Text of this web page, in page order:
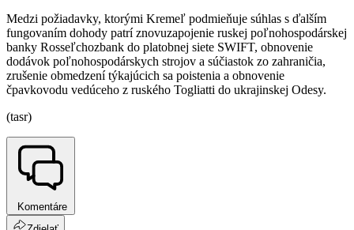
Medzi požiadavky, ktorými Kremeľ podmieňuje súhlas s ďalším
fungovaním dohody patrí znovuzapojenie ruskej poľnohospodárskej
banky Rosseľchozbank do platobnej siete SWIFT, obnovenie
dodávok poľnohospodárskych strojov a súčiastok zo zahraničia,
zrušenie obmedzení týkajúcich sa poistenia a obnovenie
čpavkovodu vedúceho z ruského Togliatti do ukrajinskej Odesy.
(tasr)
Komentáre